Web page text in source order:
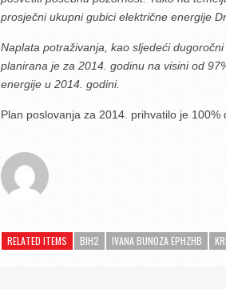
prosječni ukupni gubici električne energije
Naplata potraživanja, kao sljedeći
planirana je za 2014. godinu na visini od
energije u 2014. godini.
Plan poslovanja za 2014. prihvatilo je 100%
RELATED ITEMS BIH2 IVANA BUNOZA EPHZHB